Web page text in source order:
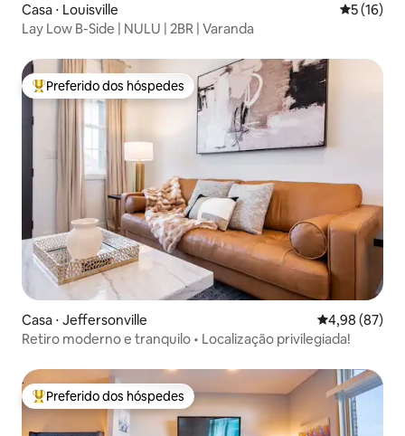
Casa ⋅ Louisville 5 de uma
5 (16)
Lay Low B-Side | NULU | 2BR | Varanda
Entre os melhores preferidos dos hóspedes
Preferido dos hóspedes
Casa ⋅ Jeffersonville 4,98 de uma
4,98 (87)
Retiro moderno e tranquilo • Localização privilegiada!
Entre os melhores preferidos dos hóspedes
Preferido dos hóspedes